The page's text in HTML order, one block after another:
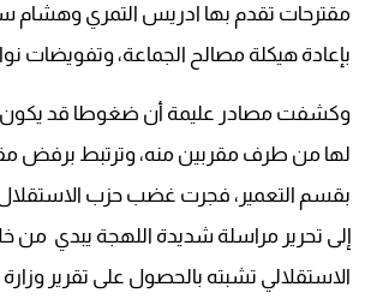
مقترحات تقدم بها ادريس التمري وهشام
بإعادة هيكلة مصالح الجماعة، وتفويضات
وكشفت مصادر عليمة أن ضغوطا قد يكون
لها من طرف مقربين منه، وترتبط برفض
بقسم التعمير، فجرت غضب حزب
إلى تحرير مراسلة شديدة اللهجة يبدي من
الاستقلالي تشبته بالحصول على تقرير وزارة